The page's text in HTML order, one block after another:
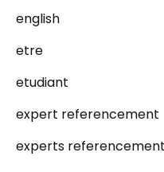
english
etre
etudiant
expert referencement
experts referencement